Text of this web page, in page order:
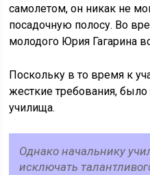
самолетом, он никак не
посадочную полосу. Во
молодого Юрия Гагарина
Поскольку в то время к
жесткие требования,
училища.
Однако начальнику
исключать